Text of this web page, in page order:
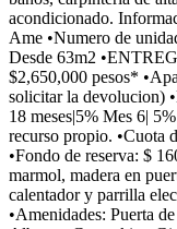
acondicionado.
Ame •Numero de
Desde 63m2
$2,650,000 pesos*
solicitar la devolucion)
18 meses|5% Mes 6|
recurso propio. •Cuota
•Fondo de reserva: $
marmol, madera en
calentador y parrilla
•Amenidades: Puerta